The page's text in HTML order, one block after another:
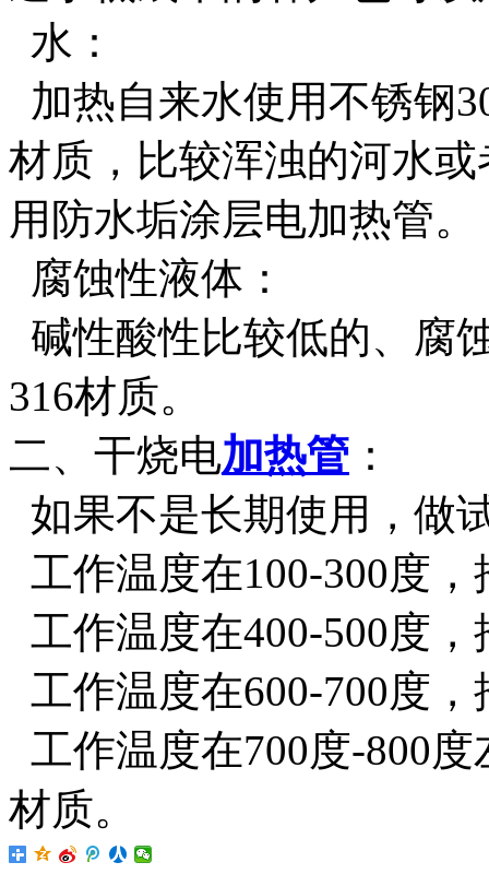
水：
加热自来水使用不锈钢
材质，比较浑浊的河水
用防水垢涂层电加热管。
腐蚀性液体：
碱性酸性比较低的、腐
316材质。
二、干烧电加热管 ：
如果不是长期使用，做
工作温度在100-300度
工作温度在400-500度
工作温度在600-700度
工作温度在700度-800
材质。